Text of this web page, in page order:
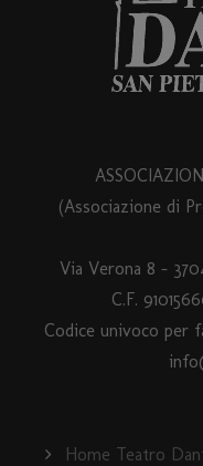
(Associazione di
Via Verona 8 –
C.F.
Codice univoco per
Home Teatro